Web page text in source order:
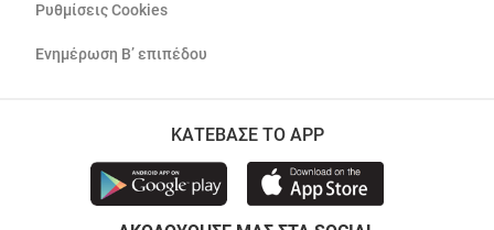
Ρυθμίσεις Cookies
Ενημέρωση Β’ επιπέδου
ΚΑΤΕΒΑΣΕ ΤΟ APP